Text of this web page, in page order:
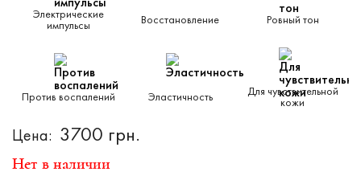
Электрические
импульсы
Восстановление Ровный тон
Против воспалений Эластичность
Для чувствительной
кожи
Цена: 3700 грн.
Нет в наличии